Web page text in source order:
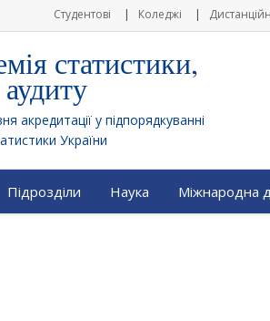
Студентові Коледжі
статистики,
акредитації у підпорядкуванні
України
Підрозділи Наука Міжнародна